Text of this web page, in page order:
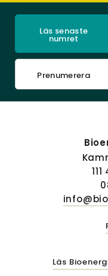
Läs senaste
numret
Prenumerera
Läs